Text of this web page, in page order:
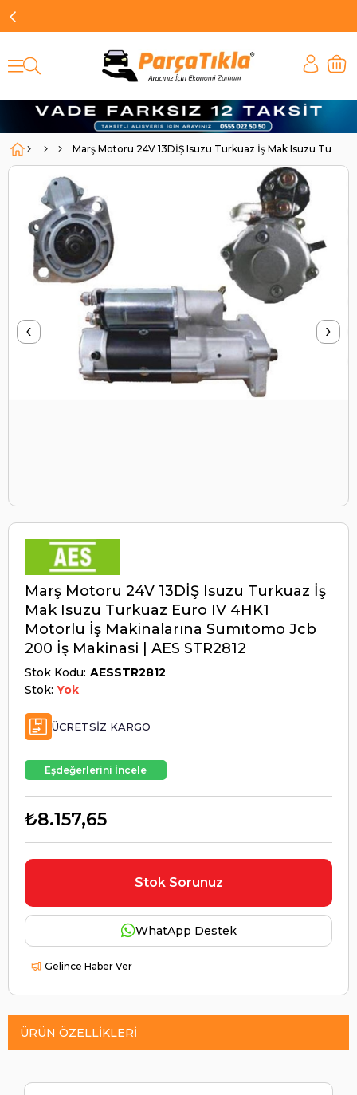
Marş Motoru 24V 13DİŞ Isuzu Turkuaz İş Mak Isuzu
‹ ›
Marş Motoru 24V 13DİŞ Isuzu Turkuaz İş
Mak Isuzu Turkuaz Euro IV 4HK1
Motorlu İş Makinalarına Sumıtomo Jcb
200 İş Makinasi | AES STR2812
Stok Kodu AESSTR2812
Stok: Yok
ÜCRETSIZ KARGO
Eşdeğerlerini İncele
₺8.157,65
Stok Sorunuz
WhatApp Destek
Gelince Haber Ver
ÜRÜN ÖZELLIKLERI